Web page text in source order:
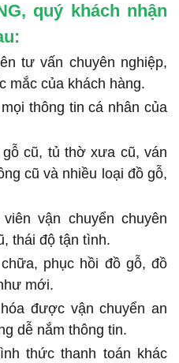
quý khách nhận
tư vấn chuyên nghiệp,
mắc của khách hàng.
thông tin cá nhân của
cũ, tủ thờ xưa cũ, ván
cũ và nhiều loại đồ gỗ,
vận chuyển chuyên
thái độ tận tình.
phục hồi đồ gỗ, đồ
mới.
được vận chuyển an
dễ nắm thông tin.
thức thanh toán khác